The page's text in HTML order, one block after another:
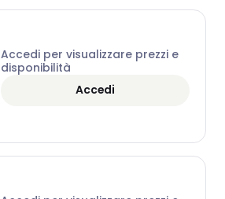
Accedi per visualizzare prezzi e
disponibilità
Accedi